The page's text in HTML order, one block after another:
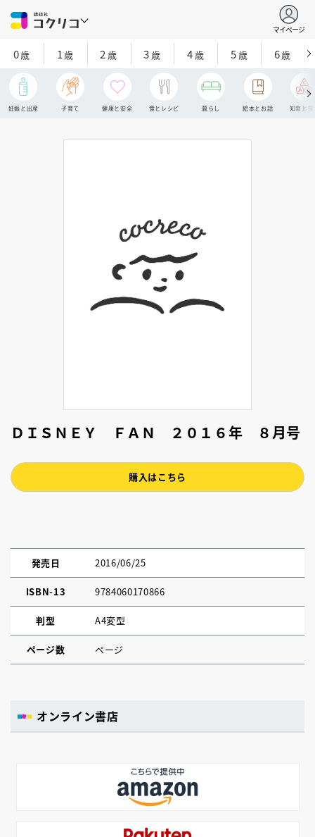
マイページ
0歳 1歳 2 歳 3歳 4歳 5歳 6歳
妊娠と出産 子育て 健康と安全 食とレシピ 暮らし 絵本とお話 知育と探
ＤＩＳＮＥＹ ＦＡＮ ２０１６年 ８月号
購入はこちら
発売日 2016/06/25
ISBN-13 9784060170866
判型 A4変型
ページ数 ページ
オンライン書店